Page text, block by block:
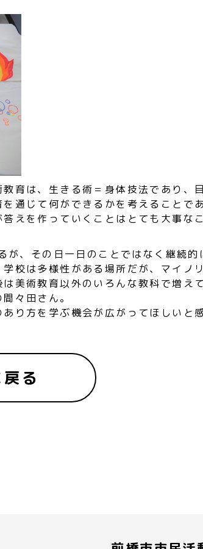
育は、生きる術＝身体技法であり、目
通じて何ができるかを考えることであ
えを作っていくことはとても大事なこ
が、その日一日のことではなく継続的
校は多様性がある場所だが、マイノリ
美術教育以外のいろんな教科で増えて
々田さん。
り方を学ぶ機会が広がってほしいと
る